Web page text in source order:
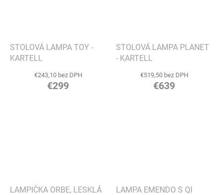
STOLOVÁ LAMPA TOY -
KARTELL
€243,10 bez DPH
€299
STOLOVÁ LAMPA PLANET
- KARTELL
€519,50 bez DPH
€639
LAMPIČKA ORBE, LESKLÁ
LAMPA EMENDO S QI